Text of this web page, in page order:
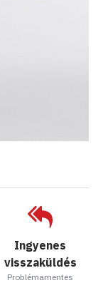
Ingyenes
visszaküldés
Problémamentes